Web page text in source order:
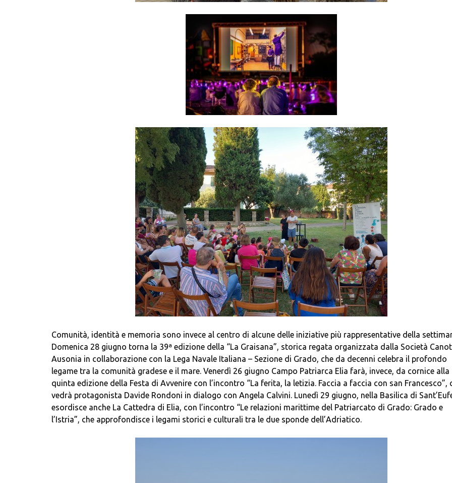
Comunità, identità e memoria sono invece al centro di alcune delle iniziative più rappresentative della
Domenica 28 giugno torna la 39ª edizione della “La Graisana”, storica regata organizzata dalla Società
Ausonia in collaborazione con la Lega Navale Italiana – Sezione di Grado, che da decenni celebra il profondo
legame tra la comunità gradese e il mare. Venerdì 26 giugno Campo Patriarca Elia farà, invece, da cornice alla
quinta edizione della Festa di Avvenire con l’incontro “La ferita, la letizia. Faccia a faccia con san Francesco”,
vedrà protagonista Davide Rondoni in dialogo con Angela Calvini. Lunedì 29 giugno, nella Basilica di
esordisce anche La Cattedra di Elia, con l’incontro “Le relazioni marittime del Patriarcato di Grado: Grado e
l’Istria”, che approfondisce i legami storici e culturali tra le due sponde dell’Adriatico.